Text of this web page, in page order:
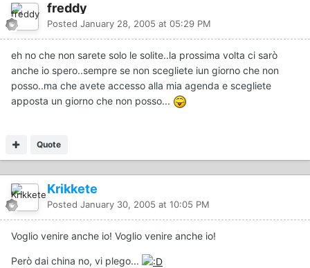
freddy
Posted January 28, 2005 at 05:29 PM
eh no che non sarete solo le solite..la prossima volta ci sarò
anche io spero..sempre se non scegliete iun giorno che non
posso..ma che avete accesso alla mia agenda e scegliete
apposta un giorno che non posso...
Quote
Krikkete
Posted January 30, 2005 at 10:05 PM
Voglio venire anche io! Voglio venire anche io!
Però dai china no, vi plego...